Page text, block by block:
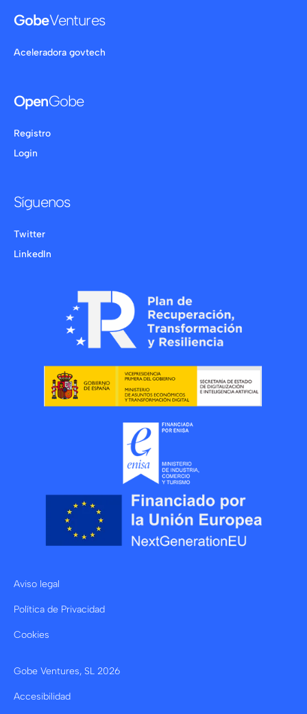
GobeVentures
Aceleradora govtech
OpenGobe
Registro
Login
Síguenos
Twitter
LinkedIn
Gobe Ventures, SL 2026
Aviso legal
Política de Privacidad
Cookies
Accesibilidad